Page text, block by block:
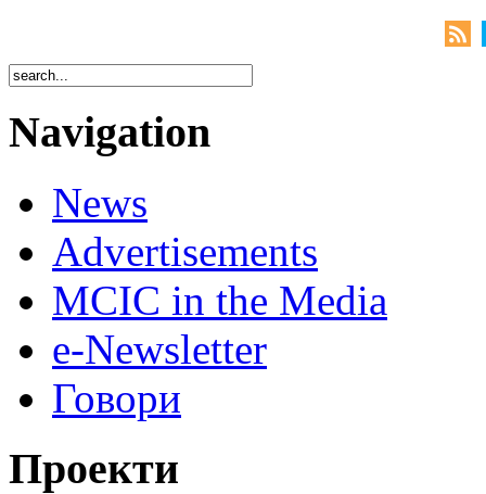
Navigation
News
Advertisements
MCIC in the Media
e-Newsletter
Говори
Проекти